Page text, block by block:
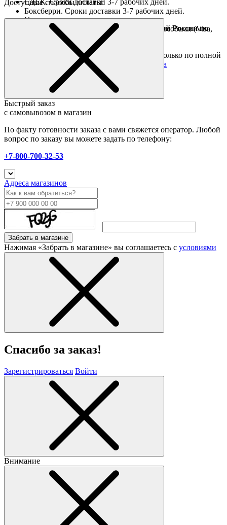
Боксберри. Сроки доставки 3-7 рабочих дней.
Доставка за границу осуществляется Почтой России по
полной предоплате
Подробные условия
Доступные способы оплаты:
Наличными при получении
Оплата он-лайн всеми популярными способами (Visa,
Mastercard и тд.)
Товары со скидкой отправляются по России только по полной
предоплате. Все подробности в разделе
оплата
Быстрый заказ
с самовывозом в магазин
По факту готовности заказа с вами свяжется оператор. Любой
вопрос по заказу вы можете задать по телефону:
+7-800-700-32-53
Адреса магазинов
Забрать в магазине
Нажимая «Забрать в магазине» вы соглашаетесь с условиями
Спасибо за заказ!
Зарегистрироваться Войти
Внимание